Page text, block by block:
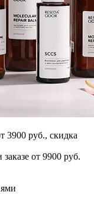
3900 руб., скидка
от 9900 руб.